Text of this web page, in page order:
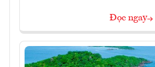
Đọc ngay